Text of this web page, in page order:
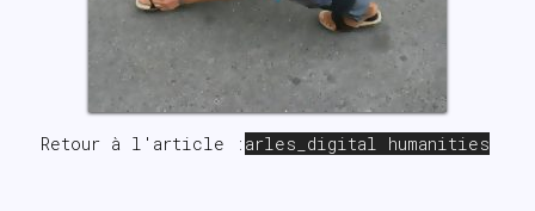
Retour à l'article : arles_digital humanities